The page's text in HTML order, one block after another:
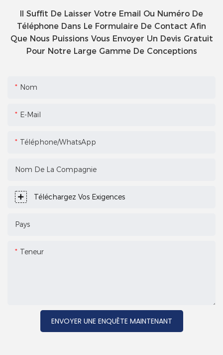
Il Suffit De Laisser Votre Email Ou Numéro De
Téléphone Dans Le Formulaire De Contact Afin
Que Nous Puissions Vous Envoyer Un Devis Gratuit
Pour Notre Large Gamme De Conceptions
Nom
E-Mail
Téléphone/WhatsApp
Nom De La Compagnie
Téléchargez Vos Exigences
Pays
Teneur
ENVOYER UNE ENQUÊTE MAINTENANT